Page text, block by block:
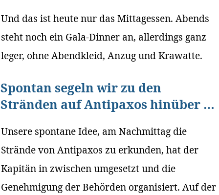
Und das ist heute nur das Mittagessen. Abends
steht noch ein Gala-Dinner an, allerdings ganz
leger, ohne Abendkleid, Anzug und Krawatte.
Spontan segeln wir zu den
Stränden auf Antipaxos hinüber …
Unsere spontane Idee, am Nachmittag die
Strände von Antipaxos zu erkunden, hat der
Kapitän in zwischen umgesetzt und die
Genehmigung der Behörden organisiert. Auf der